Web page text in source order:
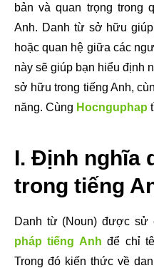
bản và quan trọng trong
Anh. Danh từ sở hữu
hoặc quan hệ giữa các
này sẽ giúp bạn hiểu định
sở hữu trong tiếng Anh,
năng. Cùng Hocnguphap
I. Định nghĩa
trong tiếng
Danh từ (Noun) được sử
pháp tiếng Anh để chỉ
Trong đó kiến thức về